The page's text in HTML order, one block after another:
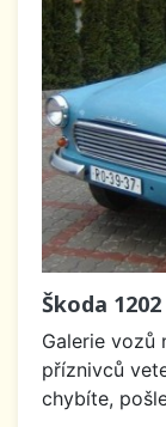
Škoda 1202
Galerie vozů
příznivců
chybíte,